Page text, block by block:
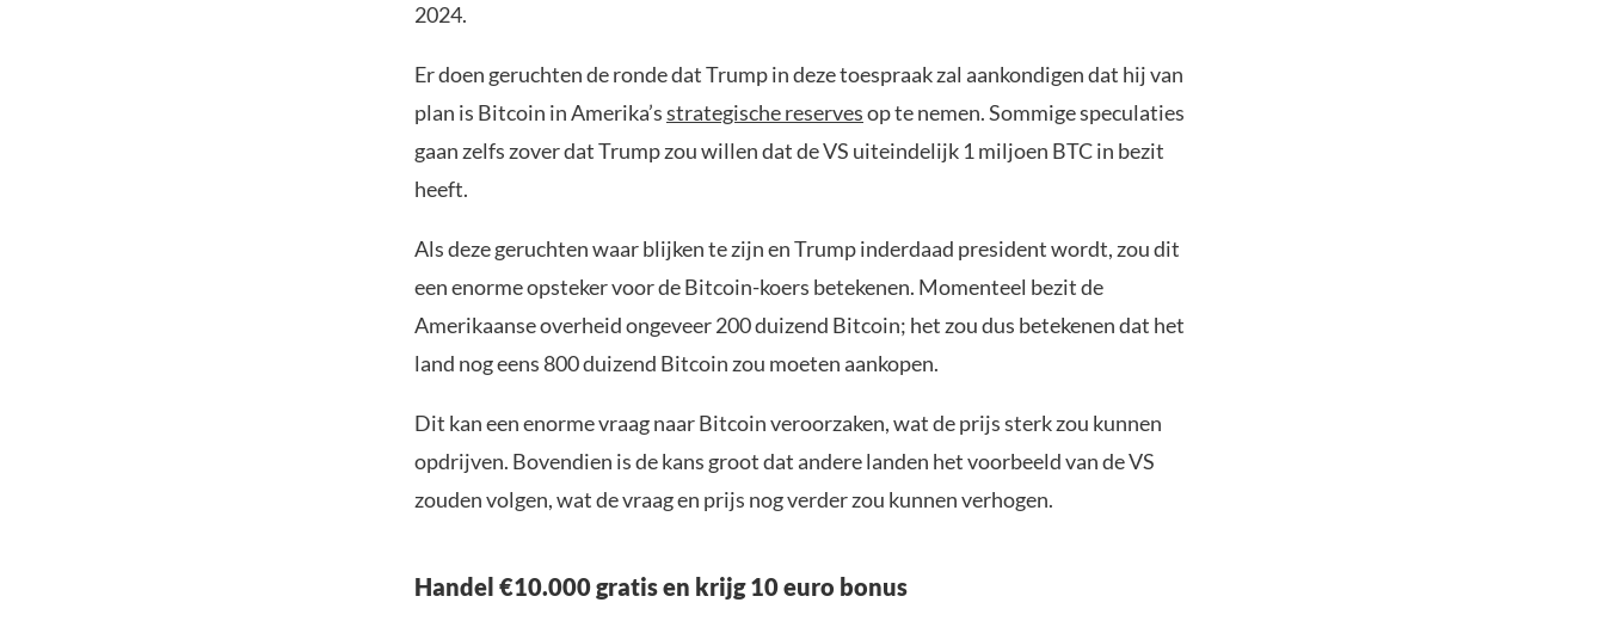
2024.
Er doen geruchten de ronde dat Trump in deze toespraak zal aankondigen dat hij van
plan is Bitcoin in Amerika’sstrategische reservesop te nemen. Sommige speculaties
gaan zelfs zover dat Trump zou willen dat de VS uiteindelijk 1 miljoen BTC in bezit
heeft.
Als deze geruchten waar blijken te zijn en Trump inderdaad president wordt, zou dit
een enorme opsteker voor de Bitcoin-koers betekenen. Momenteel bezit de
Amerikaanse overheid ongeveer 200 duizend Bitcoin; het zou dus betekenen dat het
land nog eens 800 duizend Bitcoin zou moeten aankopen.
Dit kan een enorme vraag naar Bitcoin veroorzaken, wat de prijs sterk zou kunnen
opdrijven. Bovendien is de kans groot dat andere landen het voorbeeld van de VS
zouden volgen, wat de vraag en prijs nog verder zou kunnen verhogen.
Handel €10.000 gratis en krijg 10 euro bonus